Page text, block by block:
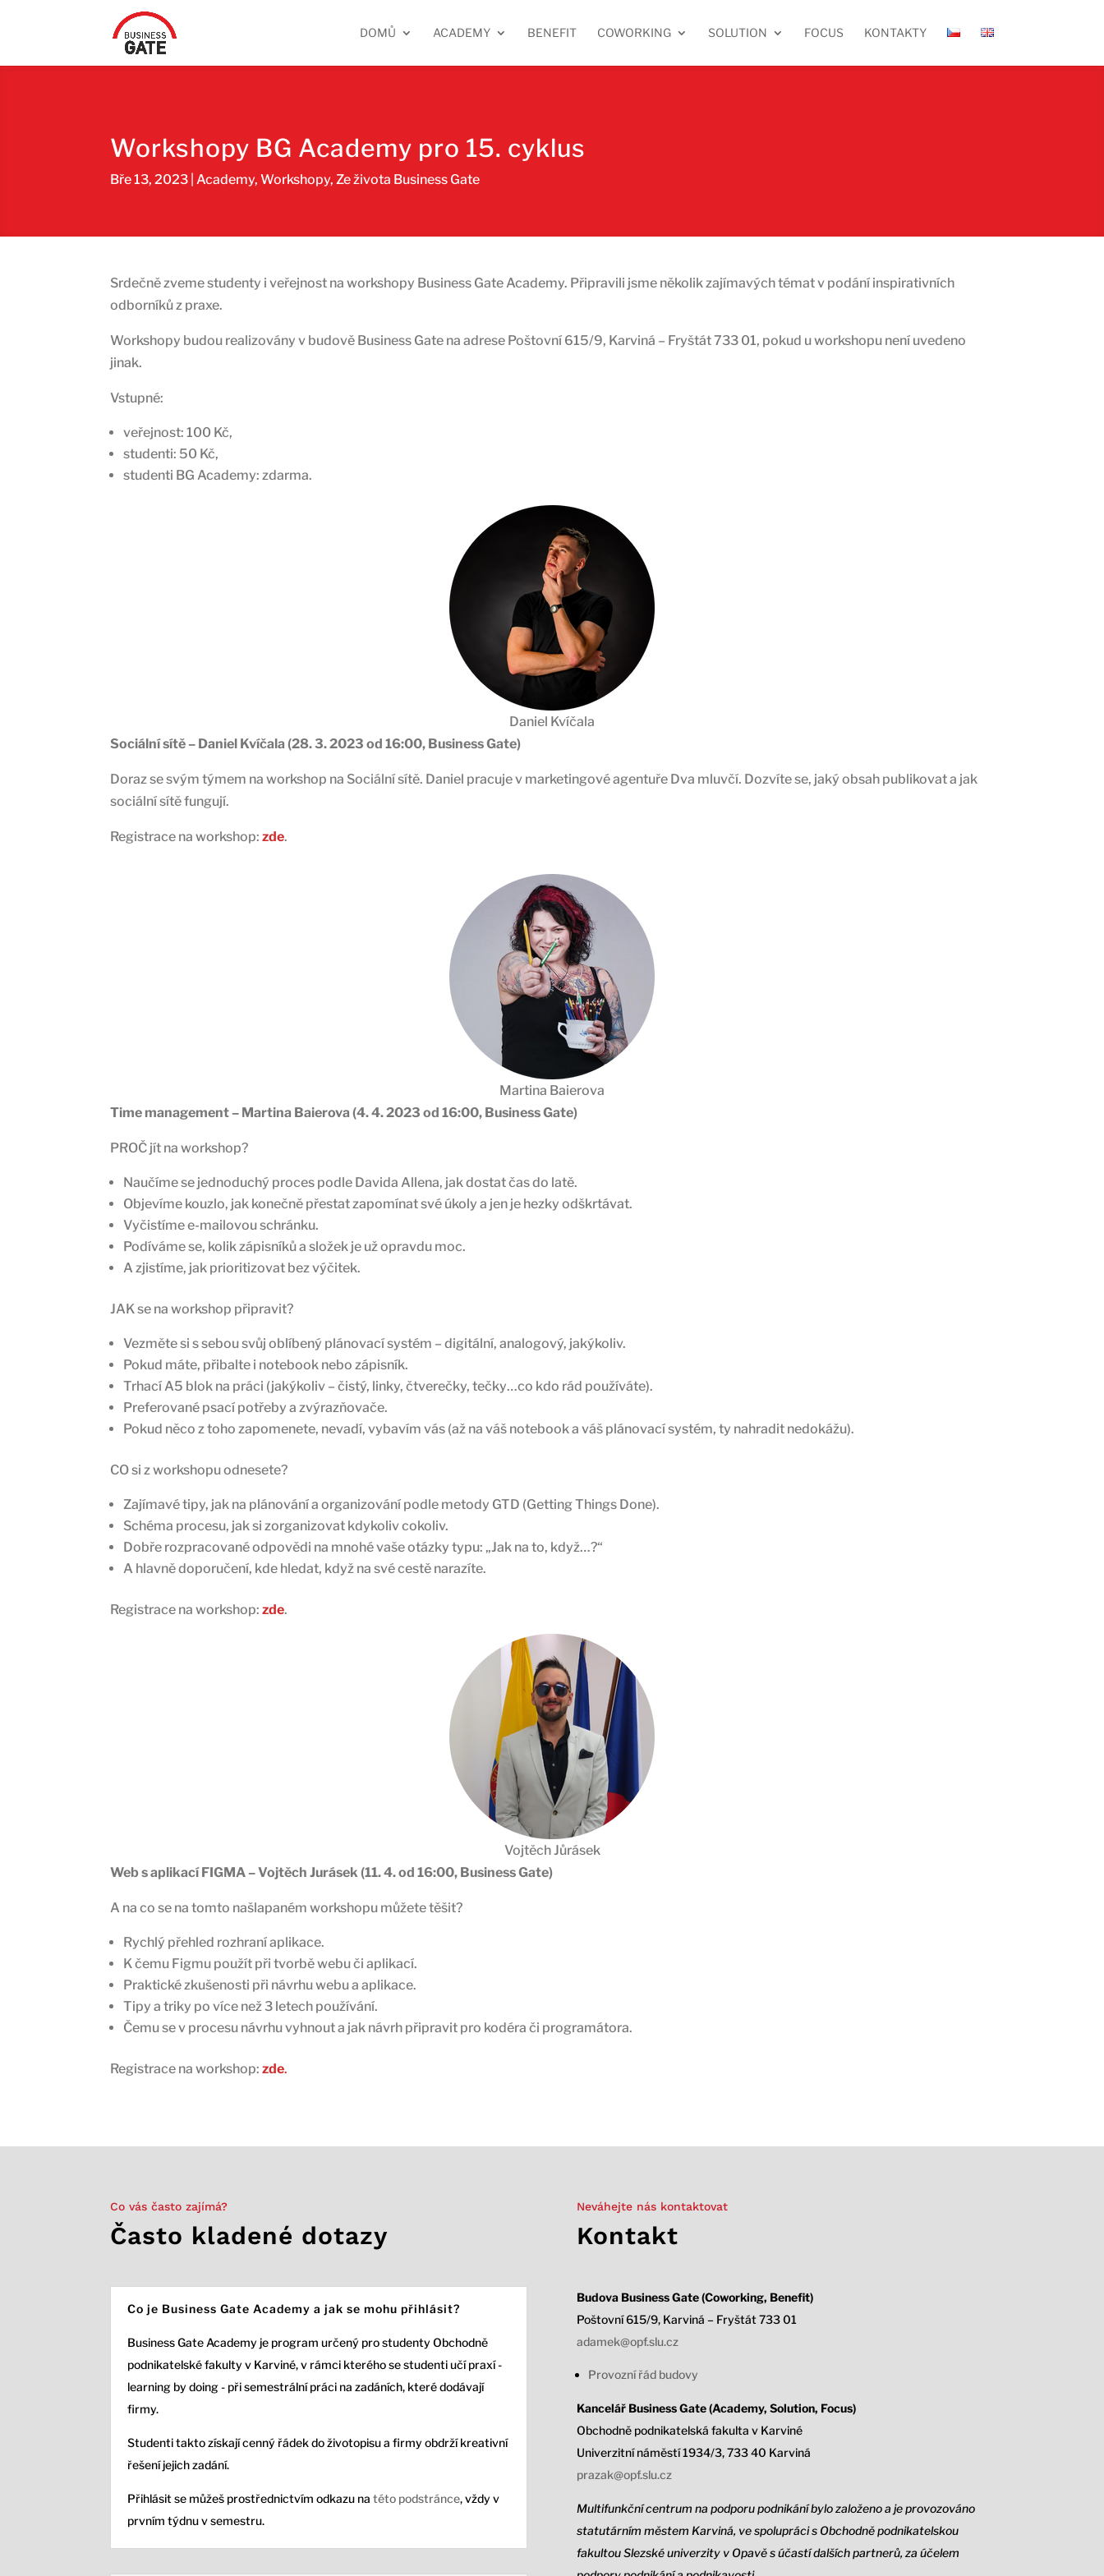
DOMŮ ACADEMY BENEFIT COWORKING SOLUTION FOCUS KONTAKTY
Workshopy BG Academy pro 15. cyklus
Bře 13, 2023 Academy,Workshopy, Ze života Business Gate
Srdečně zveme studenty i veřejnost na workshopy Business Gate Academy. Připravili jsme několik zajímavých témat v podání inspirativních
odborníků z praxe.
Workshopy budou realizovány v budově Business Gate na adrese Poštovní 615/9, Karviná – Fryštát 733 01, pokud u workshopu není uvedeno
jinak.
Vstupné:
veřejnost: 100 Kč,
studenti: 50 Kč,
studenti BG Academy: zdarma.
Daniel Kvíčala
Sociální sítě – Daniel Kvíčala (28. 3. 2023 od 16:00, Business Gate)
Doraz se svým týmem na workshop na Sociální sítě. Daniel pracuje v marketingové agentuře Dva mluvčí. Dozvíte se, jaký obsah publikovat a jak
sociální sítě fungují.
Registrace na workshop:zde.
Martina Baierova
Time management – Martina Baierova (4. 4. 2023 od 16:00, Business Gate)
PROČ jít na workshop?
Naučíme se jednoduchý proces podle Davida Allena, jak dostat čas do latě.
Objevíme kouzlo, jak konečně přestat zapomínat své úkoly a jen je hezky odškrtávat.
Vyčistíme e-mailovou schránku.
Podíváme se, kolik zápisníků a složek je už opravdu moc.
A zjistíme, jak prioritizovat bez výčitek.
JAK se na workshop připravit?
Vezměte si s sebou svůj oblíbený plánovací systém – digitální, analogový, jakýkoliv.
Pokud máte, přibalte i notebook nebo zápisník.
Trhací A5 blok na práci (jakýkoliv – čistý, linky, čtverečky, tečky…co kdo rád používáte).
Preferované psací potřeby a zvýrazňovače.
Pokud něco z toho zapomenete, nevadí, vybavím vás (až na váš notebook a váš plánovací systém, ty nahradit nedokážu).
CO si z workshopu odnesete?
Zajímavé tipy, jak na plánování a organizování podle metody GTD (Getting Things Done).
Schéma procesu, jak si zorganizovat kdykoliv cokoliv.
Dobře rozpracované odpovědi na mnohé vaše otázky typu: „Jak na to, když…?“
A hlavně doporučení, kde hledat, když na své cestě narazíte.
Registrace na workshop:zde.
Vojtěch Jůrásek
Web s aplikací FIGMA – Vojtěch Jurásek (11. 4. od 16:00, Business Gate)
A na co se na tomto našlapaném workshopu můžete těšit?
Rychlý přehled rozhraní aplikace.
K čemu Figmu použít při tvorbě webu či aplikací.
Praktické zkušenosti při návrhu webu a aplikace.
Tipy a triky po více než 3 letech používání.
Čemu se v procesu návrhu vyhnout a jak návrh připravit pro kodéra či programátora.
Registrace na workshop: zde.
Co vás často zajímá?
Často kladené dotazy
Co je Business Gate Academy a jak se mohu přihlásit?
Business Gate Academy je program určený pro studenty Obchodně
podnikatelské fakulty v Karviné, v rámci kterého se studenti učí praxí -
learning by doing - při semestrální práci na zadáních, které dodávají
firmy.
Studenti takto získají cenný řádek do životopisu a firmy obdrží kreativní
řešení jejich zadání.
Přihlásit se můžeš prostřednictvím odkazu natéto podstránce, vždy v
prvním týdnu v semestru.
Neváhejte nás kontaktovat
Kontakt
Budova Business Gate (Coworking, Benefit)
Poštovní 615/9, Karviná – Fryštát 733 01
adamek@opf.slu.cz
Provozní řád budovy
Kancelář Business Gate (Academy, Solution, Focus)
Obchodně podnikatelská fakulta v Karviné
Univerzitní náměstí 1934/3,733 40 Karviná
prazak@opf.slu.cz
Multifunkční centrum na podporu podnikání bylo založeno a je provozováno
statutárním městem Karviná, ve spolupráci s Obchodně podnikatelskou
fakultou Slezské univerzity v Opavě s účastí dalších partnerů, za účelem